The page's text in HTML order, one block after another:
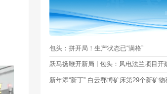
包头：拼开局！生产状态已“满格”
跃马扬鞭开新局 | 包头：风电法兰项目开
新年添“新丁” 白云鄂博矿床第29个新矿